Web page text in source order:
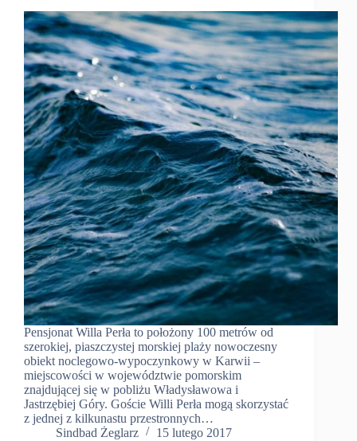
Pensjonat Willa Perła to położony 100 metrów od
szerokiej, piaszczystej morskiej plaży nowoczesny
obiekt noclegowo-wypoczynkowy w Karwii –
miejscowości w województwie pomorskim
znajdującej się w pobliżu Władysławowa i
Jastrzębiej Góry. Goście Willi Perła mogą skorzystać
z jednej z kilkunastu przestronnych…
Sindbad Żeglarz
15 lutego 2017